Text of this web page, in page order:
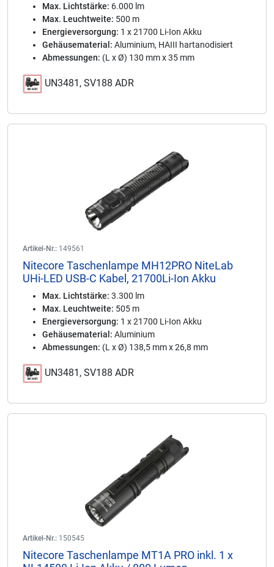
Max. Lichtstärke: 6.000 lm
Max. Leuchtweite: 500 m
Energieversorgung: 1 x 21700 Li-Ion Akku
Gehäusematerial: Aluminium, HAIII hartanodisiert
Abmessungen: (L x Ø) 130 mm x 35 mm
UN3481, SV188 ADR
Artikel-Nr.: 149561
Nitecore Taschenlampe MH12PRO NiteLab
UHi-LED USB-C Kabel, 21700Li-Ion Akku
Max. Lichtstärke: 3.300 lm
Max. Leuchtweite: 505 m
Energieversorgung: 1 x 21700 Li-Ion Akku
Gehäusematerial: Aluminium
Abmessungen: (L x Ø) 138,5 mm x 26,8 mm
UN3481, SV188 ADR
Artikel-Nr.: 150545
Nitecore Taschenlampe MT1A PRO inkl. 1 x